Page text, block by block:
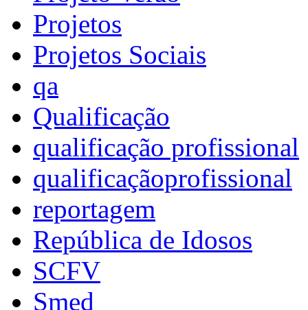
Projetos
Projetos Sociais
qa
Qualificação
qualificação profissional
qualificaçãoprofissional
reportagem
República de Idosos
SCFV
Smed